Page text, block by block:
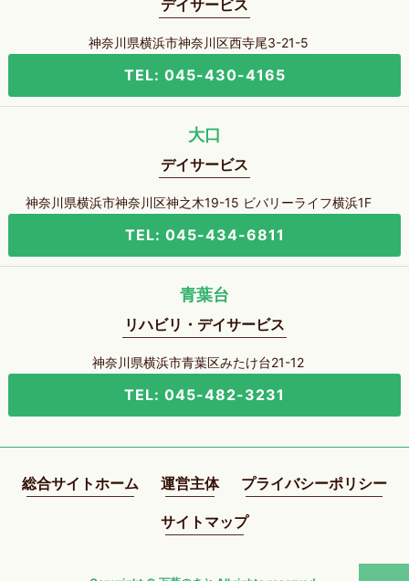
デイサービス
神奈川県横浜市神奈川区西寺尾3-21-5
TEL: 045-430-4165
大口
デイサービス
神奈川県横浜市神奈川区神之木19-15 ビバリーライフ横浜1F
TEL: 045-434-6811
青葉台
リハビリ・デイサービス
神奈川県横浜市青葉区みたけ台21-12
TEL: 045-482-3231
総合サイトホーム 運営主体 プライバシーポリシー
サイトマップ